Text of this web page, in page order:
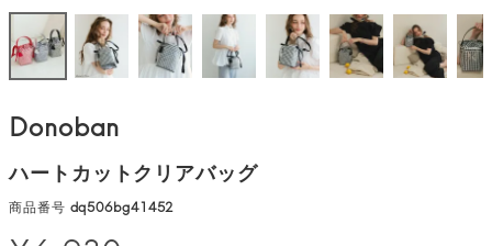
Donoban
ハートカットクリアバッグ
商品番号 dq506bg41452